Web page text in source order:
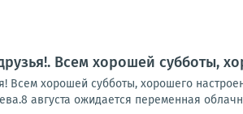
Всем хорошей субботы,
Всем хорошей субботы, хорошего
августа ожидается переменная